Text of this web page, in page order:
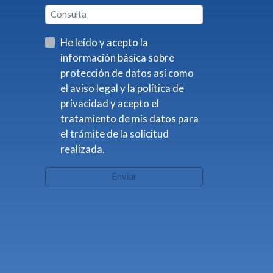
He leído y acepto la
información básica sobre
protección de datos asi como
el aviso legal y la política de
privacidad y acepto el
tratamiento de mis datos para
el trámite de la solicitud
realizada.
Enviar